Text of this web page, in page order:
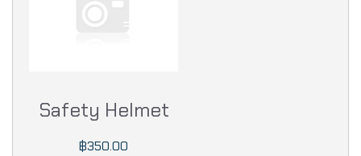
Safety Helmet
฿350.00